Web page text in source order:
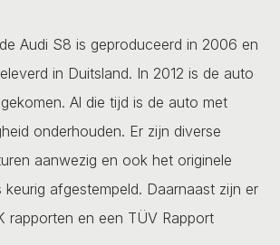
Audi S8 is geproduceerd in 2006 en
in Duitsland. In 2012 is de auto
Al die tijd is de auto met
onderhouden. Er zijn diverse
aanwezig en ook het originele
afgestempeld. Daarnaast zijn er
rapporten en een TÜV Rapport